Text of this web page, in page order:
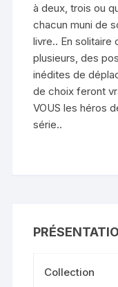
à deux, trois ou
chacun muni de
livre.. En solitaire
plusieurs, des
inédites de
de choix feront
VOUS les héros
série..
Collection